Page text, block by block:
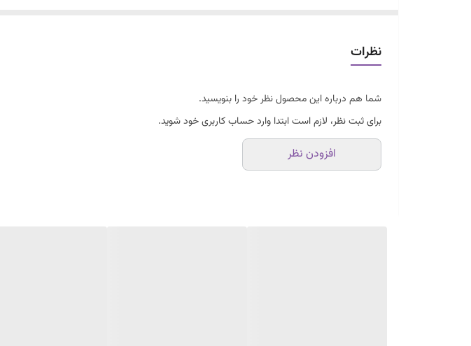
زیره ژله ای و قابل انعطاف
نحوه بستن کفش بندی
نظرات
شما هم درباره این محصول نظر خود را بنویسید.
برای ثبت نظر، لازم است ابتدا وارد حساب کاربری خود شوید.
افزودن نظر